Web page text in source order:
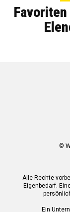
©
Alle Rechte
Eigenbedarf.
Ein